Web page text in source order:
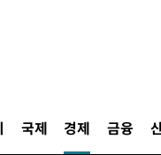
국제 경제 금융
마감…S&P 0.6% 나스닥
제주·인천 순회경선…박선원